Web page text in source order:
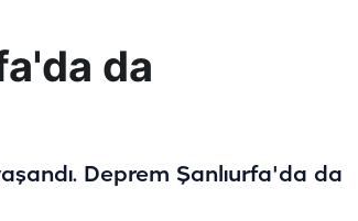
da
Deprem Şanlıurfa'da da